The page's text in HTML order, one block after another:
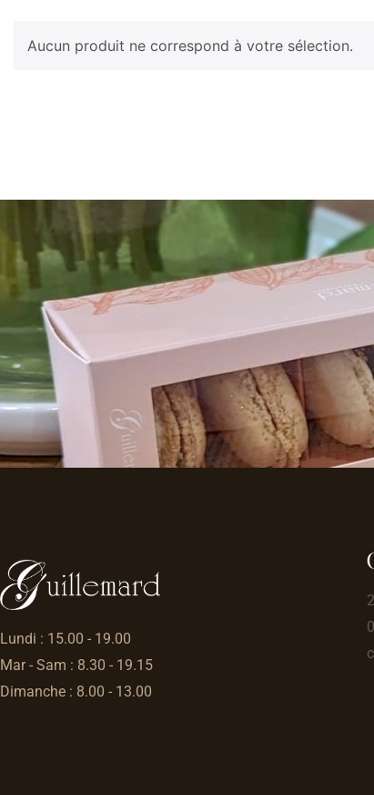
Aucun produit ne correspond à votre sélection.
Lundi : 15.00 - 19.00
Mar - Sam : 8.30 - 19.15
Dimanche : 8.00 - 13.00